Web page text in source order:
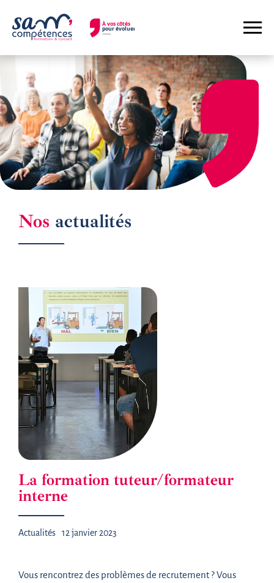
ACTUALITÉS
Nos actualités
La formation tuteur/formateur
interne
Actualités 12 janvier 2023
Vous rencontrez des problèmes de recrutement ? Vous